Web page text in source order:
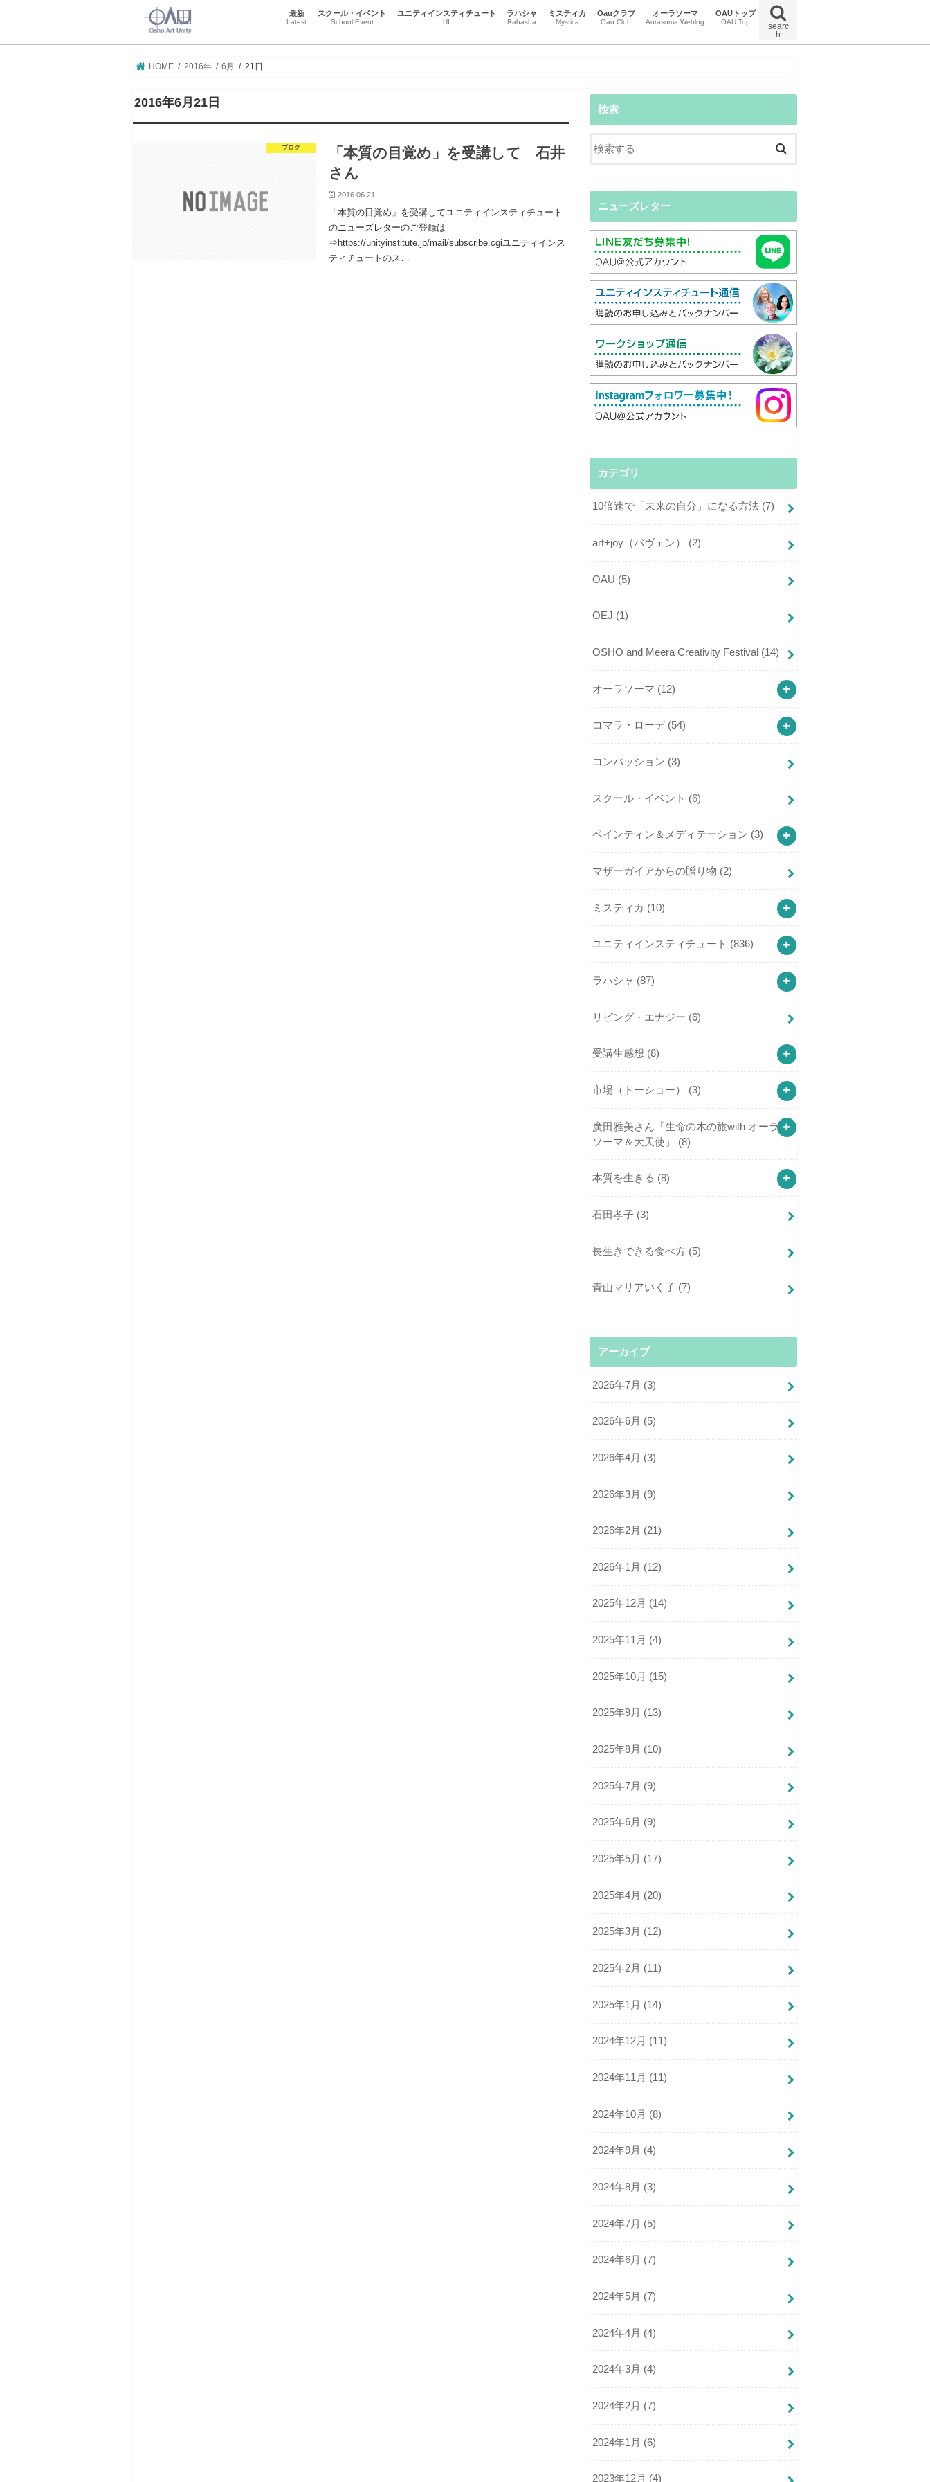
searc
h
最新
Latest
スクール・イベント
School Event
スクール
イベント
ユニティインスティチュート
UI
チャクラとオーラ
本質を生きる
ハート瞑想
瞑想・マインドフルネス
リーラ・プラサード・アルヴィナ
黒田コマラ
市場義人（トーショー ）
辻本恒（ヴィジェイ）
尾崎智子（ブーティ）
受講生エッセイ
江谷信壽(Gatasansa)
ニュース
事務局のお知らせ
ラハシャ
Rahasha
意識の地図
直観カウンセリング
ハートからのカウンセリング
ミスティカ
Mystica
Oauクラブ
Oau Club
Oauマガジン
Oauイベント
Oauクラブニュース
オーラソーマ
Aurasoma Weblog
OAUトップ
OAU Top
特定商取引法に関する法律に基づく表示
オンラインスクール受講規約
プライバシーポリシー
HOME 2016年 6月 21日
2016年6月21日
ブログ
「本質の目覚め」を受講して 石井
さん
2016.06.21
「本質の目覚め」を受講してユニティインスティチュート
のニューズレターのご登録は
⇒https://unityinstitute.jp/mail/subscribe.cgiユニティインス
ティチュートのス…
検索
ニューズレター
カテゴリ
10倍速で「未来の自分」になる方法 (7)
art+joy（バヴェン） (2)
OAU (5)
OEJ (1)
OSHO and Meera Creativity Festival (14)
オーラソーマ (12)
コマラ・ローデ (54)
コンパッション (3)
スクール・イベント (6)
ペインティン＆メディテーション (3)
マザーガイアからの贈り物 (2)
ミスティカ (10)
ユニティインスティチュート (836)
ラハシャ (87)
リビング・エナジー (6)
受講生感想 (8)
市場（トーショー） (3)
廣田雅美さん「生命の木の旅with オーラ
ソーマ＆大天使」 (8)
本質を生きる (8)
石田孝子 (3)
長生きできる食べ方 (5)
青山マリアいく子 (7)
アーカイブ
2026年7月 (3)
2026年6月 (5)
2026年4月 (3)
2026年3月 (9)
2026年2月 (21)
2026年1月 (12)
2025年12月 (14)
2025年11月 (4)
2025年10月 (15)
2025年9月 (13)
2025年8月 (10)
2025年7月 (9)
2025年6月 (9)
2025年5月 (17)
2025年4月 (20)
2025年3月 (12)
2025年2月 (11)
2025年1月 (14)
2024年12月 (11)
2024年11月 (11)
2024年10月 (8)
2024年9月 (4)
2024年8月 (3)
2024年7月 (5)
2024年6月 (7)
2024年5月 (7)
2024年4月 (4)
2024年3月 (4)
2024年2月 (7)
2024年1月 (6)
2023年12月 (4)